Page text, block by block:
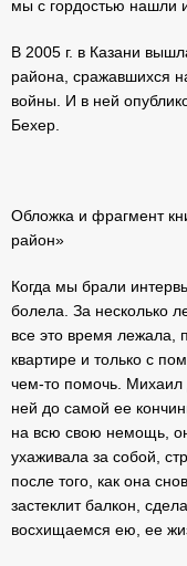
мы с гордостью нашли
В 2005 г. в Казани
района, сражавшихся
войны. И в ней
Бехер.
Обложка и фрагмент
район»
Когда мы брали
болела. За несколько
все это время лежала,
квартире и только с
чем-то помочь. Михаил
ней до самой ее
на всю свою немощь,
ухаживала за собой,
после того, как она
застеклит балкон,
восхищаемся ею, ее